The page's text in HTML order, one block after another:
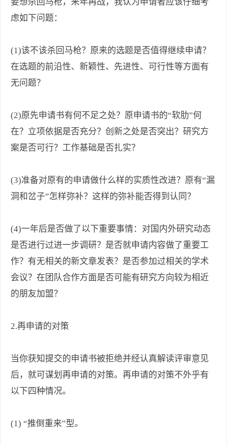
虑如下问题：
(1)该不该杀回马枪？原来的选题是否值得继续申请？
在选题的前沿性、新颖性、先进性、可行性等方面有
无问题？
(2)原先申请书有何不足之处？原申请书的“软肋”何
在？立项依据是否充分？创新之处是否突出？研究方
案是否可行？工作基础是否扎实？
(3)准备对原有的申请做什么样的实质性改进？原有“漏
洞和岔子”怎样弥补？这样的弥补能否得到认同？
(4)一年后是否做了以下重要事情：对国内外研究动态
是否进行过进一步调研？是否就申请内容做了重要工
作？有无相关的新文章发表？是否参加过相关的学术
会议？在团队合作方面是否可能有研究方向较为相近
的朋友加盟？
2.再申请的对策
当你获知提交的申请书被拒绝并经认真解读评审意见
后，就可谋划再申请的对策。再申请的对策不外乎有
以下四种情况。
(1) “推倒重来”型。